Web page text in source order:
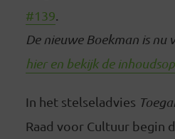
#139
De nieuwe Boekman is nu
hier en bekijk de
In het stelseladvies
Raad voor Cultuur begin